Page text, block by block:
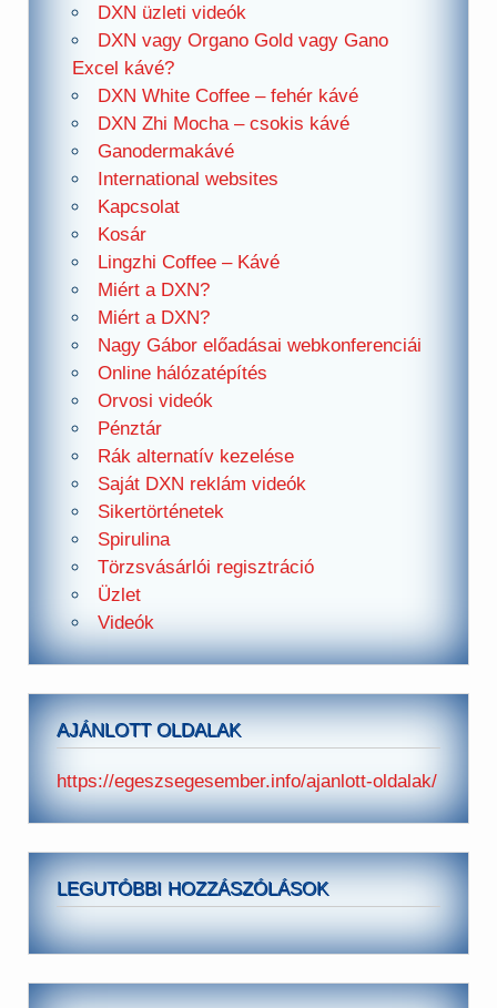
DXN üzleti videók
DXN vagy Organo Gold vagy Gano
Excel kávé?
DXN White Coffee – fehér kávé
DXN Zhi Mocha – csokis kávé
Ganodermakávé
International websites
Kapcsolat
Kosár
Lingzhi Coffee – Kávé
Miért a DXN?
Miért a DXN?
Nagy Gábor előadásai webkonferenciái
Online hálózatépítés
Orvosi videók
Pénztár
Rák alternatív kezelése
Saját DXN reklám videók
Sikertörténetek
Spirulina
Törzsvásárlói regisztráció
Üzlet
Videók
AJÁNLOTT OLDALAK
https://egeszsegesember.info/ajanlott-oldalak/
LEGUTÓBBI HOZZÁSZÓLÁSOK